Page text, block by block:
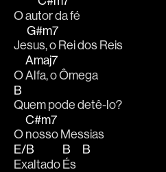
O autor da fé
Je
G#m7
sus, o Rei dos Reis
O
Amaj7
Alfa, o Ômega
B
Quem pode detê-lo?
O
C#m7
nosso Messias
E/B
Exaltado
B
És
B